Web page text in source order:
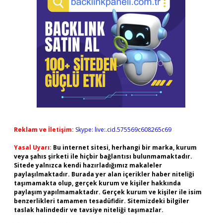
Reklam ve İletişim: Skype: live:.cid.575569c608265c69
Yasal Uyarı: Bu internet sitesi, herhangi bir marka, kurum
veya şahıs şirketi ile hiçbir bağlantısı bulunmamaktadır.
Sitede yalnızca kendi hazırladığımız makaleler
paylaşılmaktadır. Burada yer alan içerikler haber niteliği
taşımamakta olup, gerçek kurum ve kişiler hakkında
paylaşım yapılmamaktadır. Gerçek kurum ve kişiler ile isim
benzerlikleri tamamen tesadüfidir. Sitemizdeki bilgiler
taslak halindedir ve tavsiye niteliği taşımazlar.